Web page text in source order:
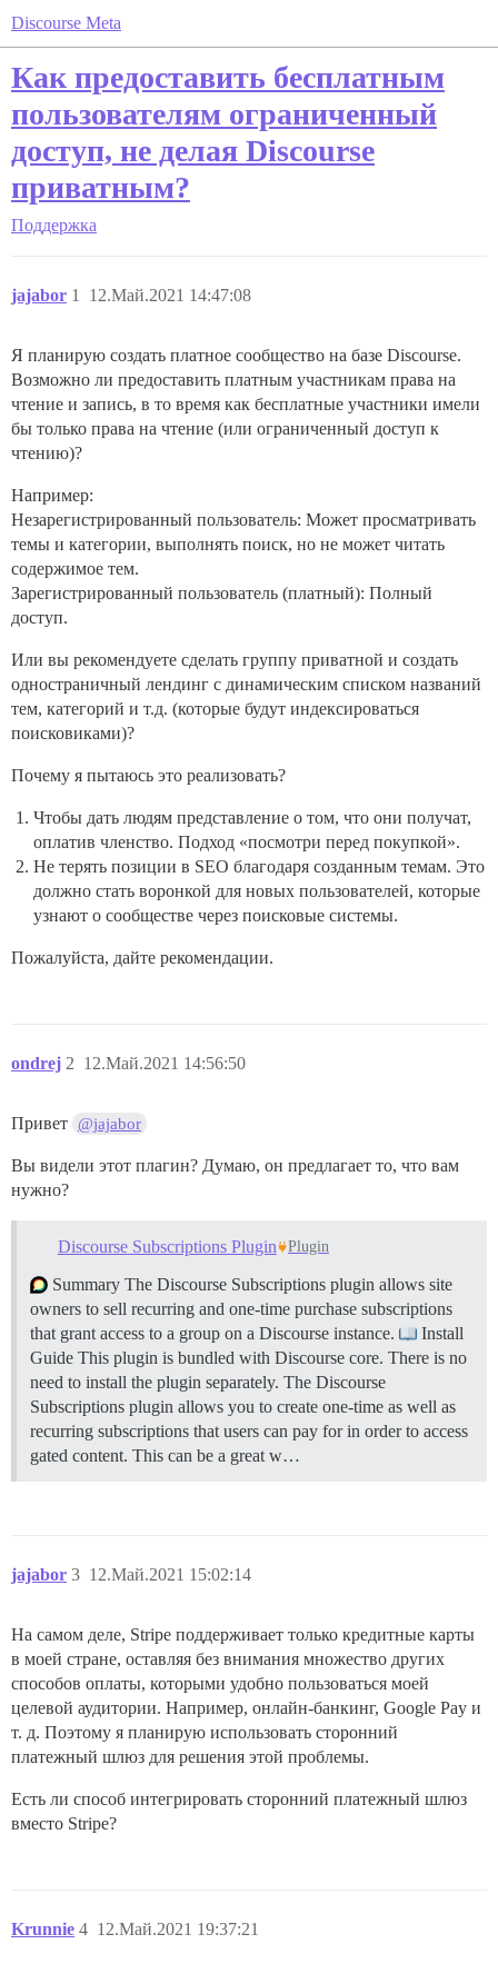
Discourse Meta
Как предоставить бесплатным
пользователям ограниченный
доступ, не делая Discourse
приватным?
Поддержка
jajabor 12.Май.2021 14:47:08
1
Я планирую создать платное сообщество на базе Discourse.
Возможно ли предоставить платным участникам права на
чтение и запись, в то время как бесплатные участники имели
бы только права на чтение (или ограниченный доступ к
чтению)?
Например:
Незарегистрированный пользователь: Может просматривать
темы и категории, выполнять поиск, но не может читать
содержимое тем.
Зарегистрированный пользователь (платный): Полный
доступ.
Или вы рекомендуете сделать группу приватной и создать
одностраничный лендинг с динамическим списком названий
тем, категорий и т.д. (которые будут индексироваться
поисковиками)?
Почему я пытаюсь это реализовать?
Чтобы дать людям представление о том, что они получат,
оплатив членство. Подход «посмотри перед покупкой».
Не терять позиции в SEO благодаря созданным темам. Это
должно стать воронкой для новых пользователей, которые
узнают о сообществе через поисковые системы.
Пожалуйста, дайте рекомендации.
ondrej 12.Май.2021 14:56:50
2
Привет @jajabor
Вы видели этот плагин? Думаю, он предлагает то, что вам
нужно?
Discourse Subscriptions Plugin Plugin
Summary The Discourse Subscriptions plugin allows site
owners to sell recurring and one-time purchase subscriptions
that grant access to a group on a Discourse instance.
Install
Guide This plugin is bundled with Discourse core. There is no
need to install the plugin separately. The Discourse
Subscriptions plugin allows you to create one-time as well as
recurring subscriptions that users can pay for in order to access
gated content. This can be a great w…
jajabor 12.Май.2021 15:02:14
3
На самом деле, Stripe поддерживает только кредитные карты
в моей стране, оставляя без внимания множество других
способов оплаты, которыми удобно пользоваться моей
целевой аудитории. Например, онлайн-банкинг, Google Pay и
т. д. Поэтому я планирую использовать сторонний
платежный шлюз для решения этой проблемы.
Есть ли способ интегрировать сторонний платежный шлюз
вместо Stripe?
Krunnie 12.Май.2021 19:37:21
4